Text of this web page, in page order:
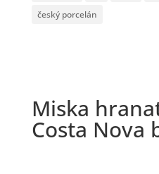
český porcelán
Miska
Costa Nova